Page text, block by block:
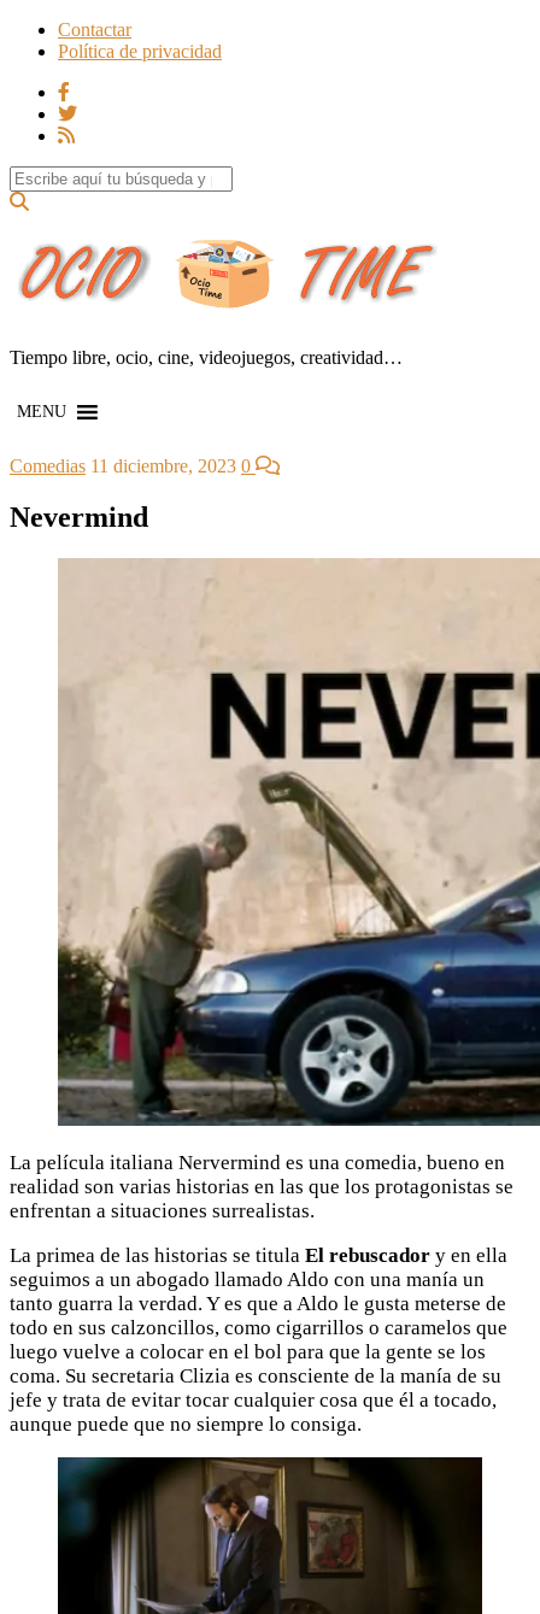
Contactar
Política de privacidad
Search for:
Tiempo libre, ocio, cine, videojuegos, creatividad…
MENU
Comedias 11 diciembre, 2023 0
Nevermind
La película italiana Nervermind es una comedia, bueno en
realidad son varias historias en las que los protagonistas se
enfrentan a situaciones surrealistas.
La primea de las historias se titula El rebuscador y en ella
seguimos a un abogado llamado Aldo con una manía un
tanto guarra la verdad. Y es que a Aldo le gusta meterse de
todo en sus calzoncillos, como cigarrillos o caramelos que
luego vuelve a colocar en el bol para que la gente se los
coma. Su secretaria Clizia es consciente de la manía de su
jefe y trata de evitar tocar cualquier cosa que él a tocado,
aunque puede que no siempre lo consiga.